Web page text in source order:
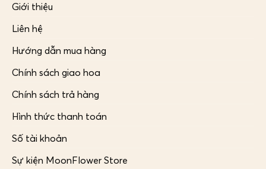
Giới thiệu
Liên hệ
Hướng dẫn mua hàng
Chính sách giao hoa
Chính sách trả hàng
Hình thức thanh toán
Số tài khoản
Sự kiện MoonFlower Store